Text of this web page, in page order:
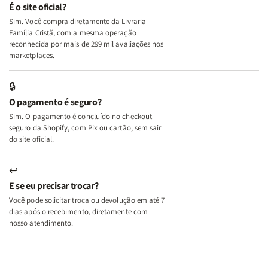
Deus
+
A
Mulher
Lar
+
A
Lar
É o site oficial?
Sim. Você compra diretamente da Livraria
Família Cristã, com a mesma operação
reconhecida por mais de 299 mil avaliações nos
marketplaces.
🔒
O pagamento é seguro?
Sim. O pagamento é concluído no checkout
seguro da Shopify, com Pix ou cartão, sem sair
do site oficial.
↩
E se eu precisar trocar?
Você pode solicitar troca ou devolução em até 7
dias após o recebimento, diretamente com
nosso atendimento.